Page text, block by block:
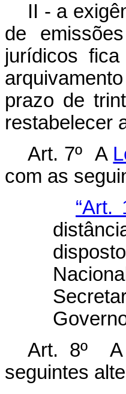
II - a
de
jurídicos
prazo de
restabelecer
Art. 7º A
com as
“Art.
Art. 8º A
seguintes